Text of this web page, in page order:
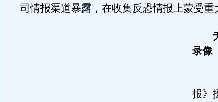
司情报渠道暴露，在收集反恐情报上蒙受重
无
录像
报》